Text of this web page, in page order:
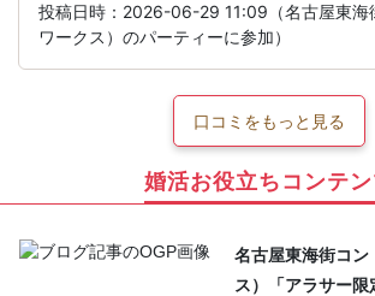
投稿日時：2026-06-29 11:09（名古屋東海
ワークス）のパーティーに参加）
口コミをもっと見る
婚活お役立ちコンテン
名古屋東海街コン
ス）「アラサー限